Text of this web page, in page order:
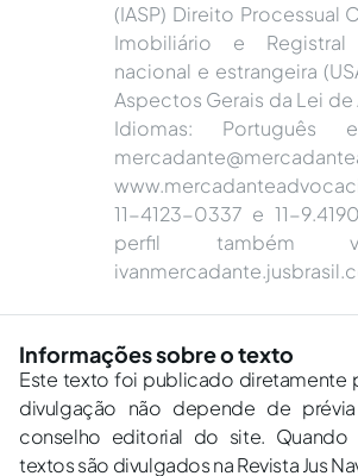
(IASP) Direito Processual
Imobiliário e Registral
nacional e estrangeira
Aspectos Gerais da Lei
Idiomas: Português
11-4123-0337 e 11-
perfil também
Informações sobre o texto
Este texto foi publicado diretamente
divulgação não depende de
conselho editorial do site. Quando
textos são divulgados na Revista Jus